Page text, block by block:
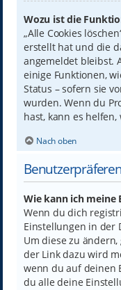
Wozu ist die
„Alle Cookies
erstellt hat und die
angemeldet bleibst.
einige Funktionen,
Status – sofern sie
wurden. Wenn du
hast, kann es
Nach oben
Wie kann ich meine
Wenn du dich
Einstellungen in der
Um diese zu ändern,
der Link dazu wird
wenn du auf deinen
du alle deine